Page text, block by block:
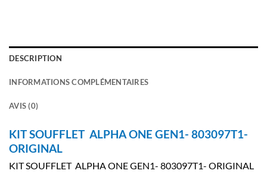
DESCRIPTION
INFORMATIONS COMPLÉMENTAIRES
AVIS (0)
KIT SOUFFLET ALPHA ONE GEN1- 803097T1-
ORIGINAL
KIT SOUFFLET ALPHA ONE GEN1- 803097T1- ORIGINAL